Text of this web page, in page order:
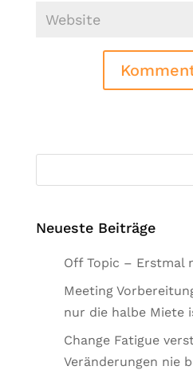
Neueste Beiträge
Off Topic – Erstmal
Meeting
nur die halbe Miete
Change Fatigue
Veränderungen nie